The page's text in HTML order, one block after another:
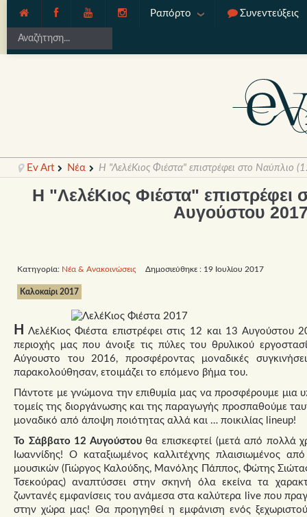
Ραπόρτο Συνεντεύξεις
Ev Art Νέα Η "ΛελέΚιος Φιέστα" επιστρέφει στο Ναύπλιο
Η "ΛελέΚιος Φιέστα" επιστρέφει
Αυγούστου
Κατηγορία: Νέα & Ανακοινώσεις Δημοσιεύθηκε : 19 Ιουλίου 2017
Καλοκαίρι 2017
Η
ΛελέΚιος Φιέστα επιστρέφει στις 12 και 13 Αυγούστου
περιοχής μας που άνοιξε τις πύλες του θρυλικού
Αύγουστο του 2016, προσφέροντας μοναδικές
παρακολούθησαν, ετοιμάζει το επόμενο βήμα του.
Πάντοτε με γνώμονα την επιθυμία μας να προσφέρουμε μια
τομείς της διοργάνωσης και της παραγωγής προσπαθούμε
μοναδικό από άποψη ποιότητας αλλά και … ποικιλίας lineup!
Το Σάββατο 12 Αυγούστουθα επισκεφτεί (μετά από πολλά
Ιωαννίδης! Ο καταξιωμένος καλλιτέχνης πλαισιωμένος
μουσικών (Γιώργος Καλούδης, Μανόλης Πάππος, Φώτης
Τσεκούρας) αναπτύσσει στην σκηνή όλα εκείνα τα
ζωντανές εμφανίσεις του ανάμεσα στα καλύτερα live που
στην χώρα μας! Θα προηγηθεί η εμφάνιση ενός